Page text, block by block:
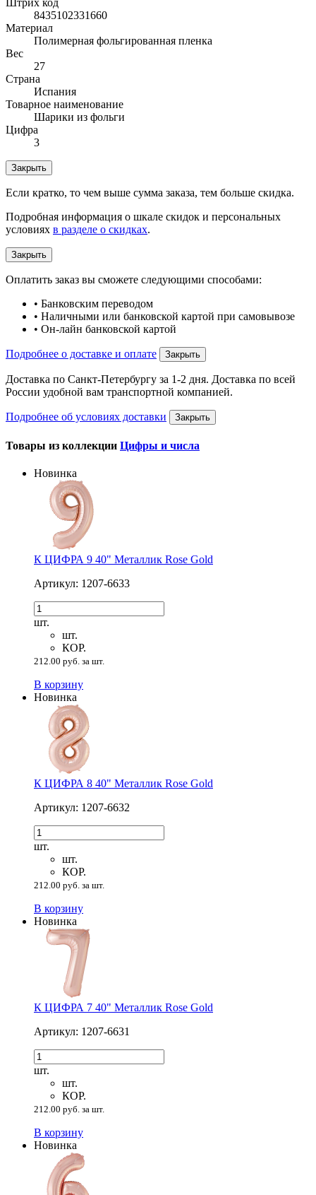
Штрих код
8435102331660
Материал
Полимерная фольгированная пленка
Вес
27
Страна
Испания
Товарное наименование
Шарики из фольги
Цифра
3
Закрыть
Если кратко, то чем выше сумма заказа, тем больше скидка.
Подробная информация о шкале скидок и персональных
условиях в разделе о скидках.
Закрыть
Оплатить заказ вы сможете следующими способами:
• Банковским переводом
• Наличными или банковской картой при самовывозе
• Он-лайн банковской картой
Подробнее о доставке и оплате Закрыть
Доставка по Санкт-Петербургу за 1-2 дня. Доставка по всей
России удобной вам транспортной компанией.
Подробнее об условиях доставки Закрыть
Товары из коллекции Цифры и числа
Новинка
К ЦИФРА 9 40" Металлик Rose Gold
Артикул: 1207-6633
шт.
шт.
КОР.
212.00 руб. за шт.
В корзину
Новинка
К ЦИФРА 8 40" Металлик Rose Gold
Артикул: 1207-6632
шт.
шт.
КОР.
212.00 руб. за шт.
В корзину
Новинка
К ЦИФРА 7 40" Металлик Rose Gold
Артикул: 1207-6631
шт.
шт.
КОР.
212.00 руб. за шт.
В корзину
Новинка